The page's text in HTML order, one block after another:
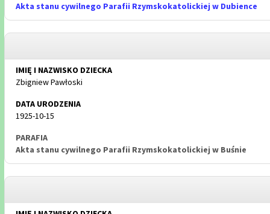
Akta stanu cywilnego Parafii Rzymskokatolickiej w Dubience
Zbigniew Pawłoski
1925-10-15
Akta stanu cywilnego Parafii Rzymskokatolickiej w Buśnie